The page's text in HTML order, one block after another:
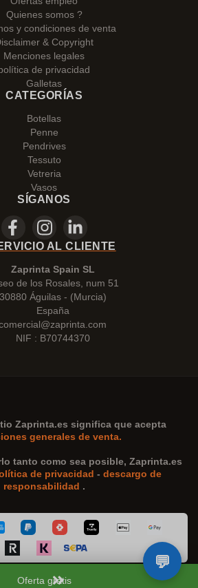
Oferta gratis
Quienes somos ?
y condiciones de venta
& Copyright
Menciones legales
de privacidad
Galletas
CATEGORÍAS
Botellas
Penne
Pendrives
Tessuto
Vetreria
Vasos
SÍGANOS
AL CLIENTE
Zaprinta Spain SL
de los Rosales, num 51
30880 Águilas - (Murcia)
España
NIF : B70744370
Zaprinta.es significa que acepta
generales de venta.
tanto como sea posible, Zaprinta.es
de privacidad - descargo de
responsabilidad .